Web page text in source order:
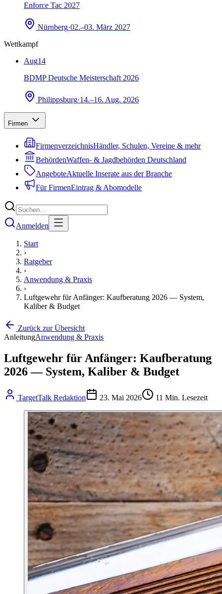
Enforce Tac 2027
Nürnberg·02.–03. März 2027
Wettkampf
Aug14
BDMP Deutsche Meisterschaft 2026
Philippsburg·14.–16. Aug. 2026
Firmen
FirmenverzeichnisHändler, Schulen, Vereine & mehr
BehördenWaffen- & Jagdbehörden Deutschland
AngeboteAktuelle Inserate aus der Branche
Für FirmenEintrag & Abomodelle
Anmelden
Start
›
Ratgeber
›
Anwendung & Praxis
›
Luftgewehr für Anfänger: Kaufberatung 2026 — System,
Kaliber & Budget
Zurück zur Übersicht
AnleitungAnwendung & Praxis
Luftgewehr für Anfänger: Kaufberatung
2026 — System, Kaliber & Budget
TargetTalk Redaktion 23. Mai 2026 11 Min. Lesezeit